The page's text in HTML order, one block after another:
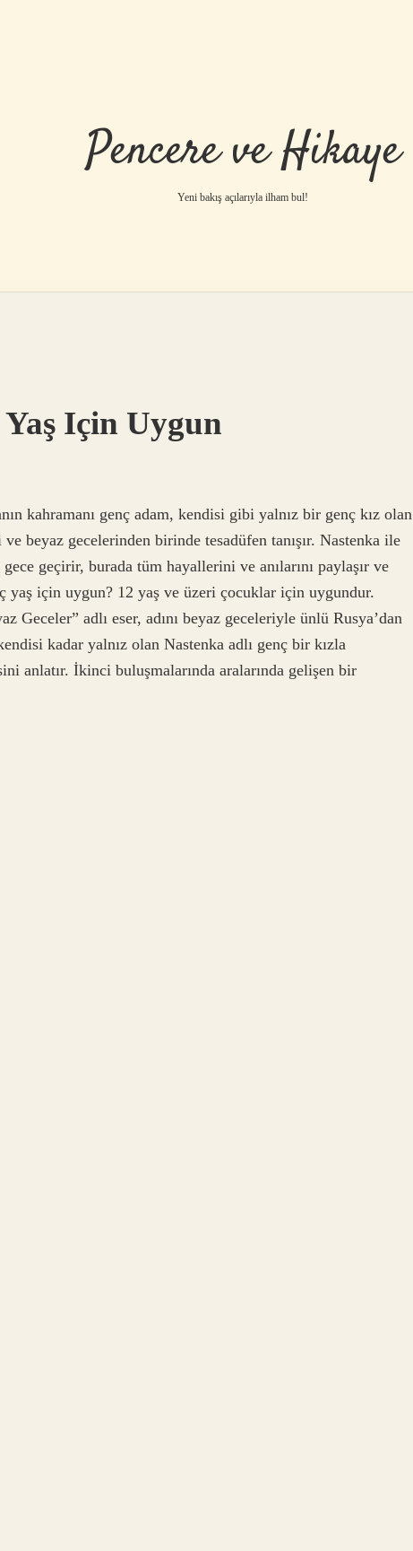
Pencere ve Hikaye
Yeni bakış açılarıyla ilham bul!
Için Uygun
kahramanı genç adam, kendisi gibi yalnız bir genç kız olan
beyaz gecelerinden birinde tesadüfen tanışır. Nastenka ile
geçirir, burada tüm hayallerini ve anılarını paylaşır ve
yaş için uygun? 12 yaş ve üzeri çocuklar için uygundur.
Geceler” adlı eser, adını beyaz geceleriyle ünlü Rusya’dan
kadar yalnız olan Nastenka adlı genç bir kızla
anlatır. İkinci buluşmalarında aralarında gelişen bir